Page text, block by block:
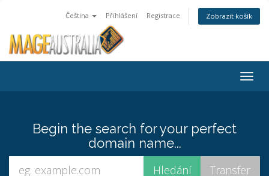
Čeština Přihlášení Registrace Zobrazit košík
Begin the search for your perfect
domain name...